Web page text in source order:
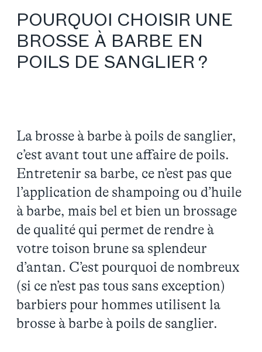
POURQUOI CHOISIR UNE
BROSSE À BARBE EN
POILS DE SANGLIER ?
La brosse à barbe à poils de sanglier,
c’est avant tout une affaire de poils.
Entretenir sa barbe, ce n’est pas que
l’application de shampoing ou d’huile
à barbe, mais bel et bien un brossage
de qualité qui permet de rendre à
votre toison brune sa splendeur
d’antan. C’est pourquoi de nombreux
(si ce n’est pas tous sans exception)
barbiers pour hommes utilisent la
brosse à barbe à poils de sanglier.